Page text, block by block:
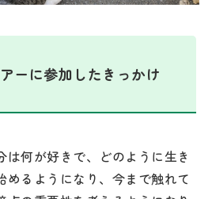
ーに参加したきっかけ
は何が好きで、どのように生き
めるようになり、今まで触れて